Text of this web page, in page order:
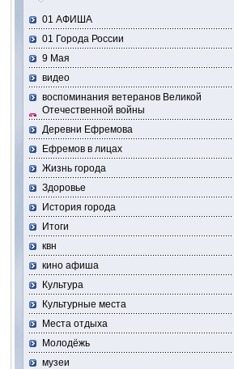
01 АФИША
01 Города России
9 Мая
видео
воспоминания ветеранов Великой
Отечественной войны
Деревни Ефремова
Ефремов в лицах
Жизнь города
Здоровье
История города
Итоги
квн
кино афиша
Культура
Культурные места
Места отдыха
Молодёжь
музеи